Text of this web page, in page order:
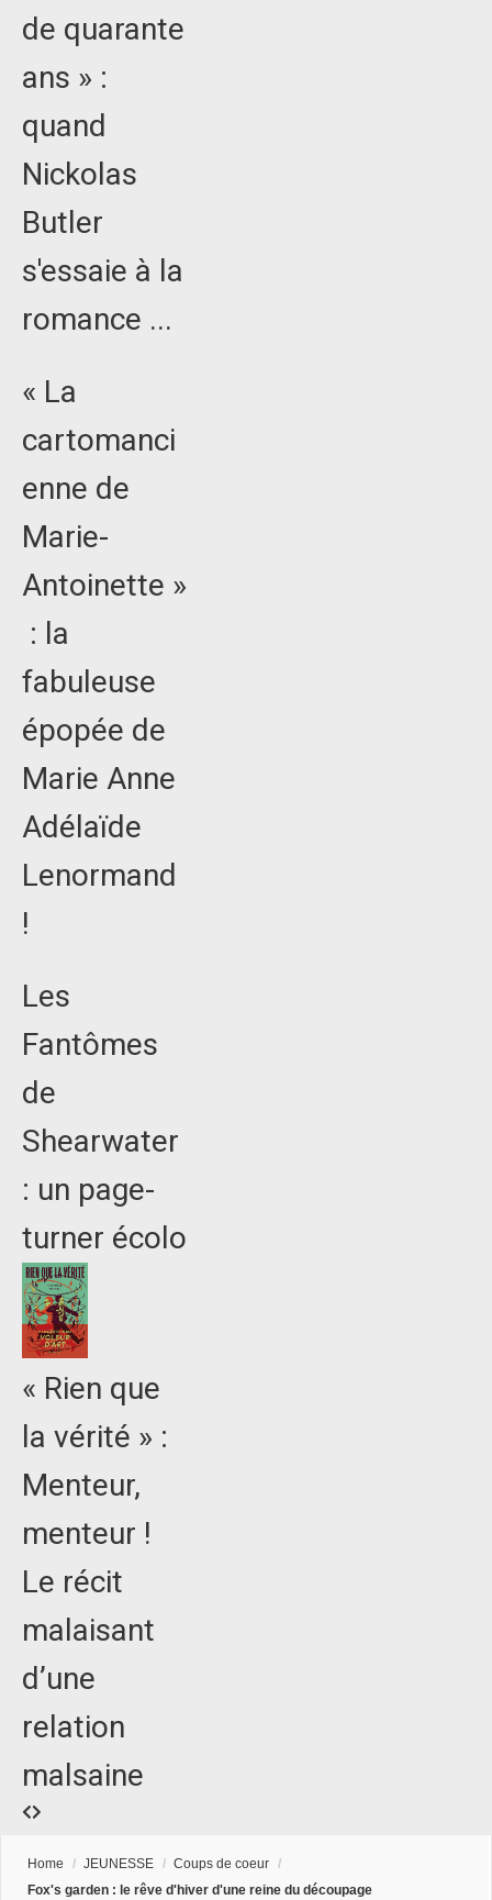
de quarante
ans » :
quand
Nickolas
Butler
s'essaie à la
romance ...
« La
cartomanci
enne de
Marie-
Antoinette »
: la
fabuleuse
épopée de
Marie Anne
Adélaïde
Lenormand
!
Les
Fantômes
de
Shearwater
: un page-
turner écolo
« Rien que
la vérité » :
Menteur,
menteur !
Le récit
malaisant
d’une
relation
malsaine
Home / JEUNESSE / Coups de coeur /
Fox's garden : le rêve d'hiver d'une reine du découpage